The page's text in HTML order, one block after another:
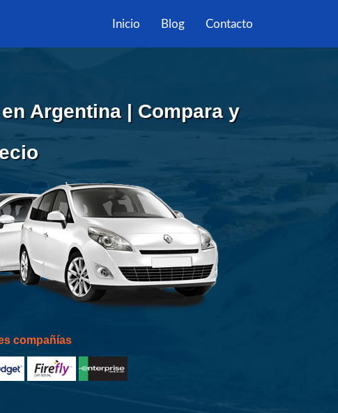
Inicio Blog Contacto
Argentina | Compara y
compañías